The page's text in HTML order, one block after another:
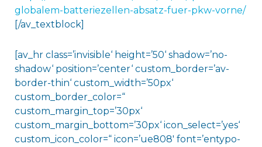
globalem-batteriezellen-absatz-fuer-pkw-vorne/
[/av_textblock]
[av_hr class=’invisible‘ height=’50‘ shadow=’no-
shadow‘ position=’center‘ custom_border=’av-
border-thin‘ custom_width=’50px‘
custom_border_color=“
custom_margin_top=’30px‘
custom_margin_bottom=’30px‘ icon_select=’yes‘
custom_icon_color=“ icon=’ue808′ font=’entypo-